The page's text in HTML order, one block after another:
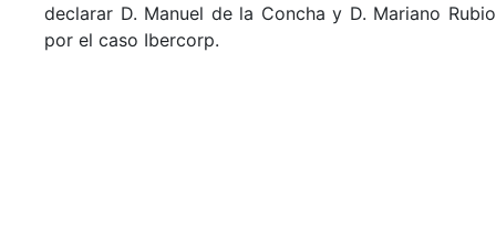
declarar D. Manuel de la Concha y D. Mariano Rubio
por el caso Ibercorp.